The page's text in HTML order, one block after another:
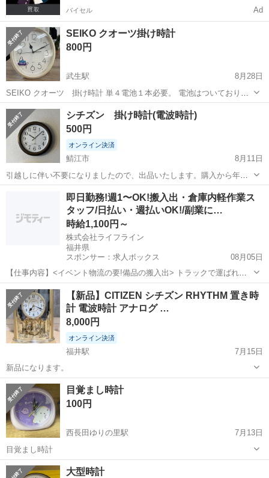
バイセル Ad
SEIKO クオーツ掛け時計
800円
武生駅
8月28日
SEIKO クオーツ 掛け時計 単４電池１本必要。 電池はついておりま
せん。 【サイズ】高さ：約39cm、横：約26cm、奥行き：約5cm
（大体です） 【傷などの状態】 多少の傷や色褪せがあります。 出来
る範囲で掃除は...
福井 越前市 武生駅 時計 SEIKO
シチズン 掛け時計(電波時計)
500円
オンライン決済
鯖江市
8月11日
引越しに伴い不要になりましたので、出品いたします。購入から年数
はたっておりますが、特に目立った傷はございません。単三電池1本で
問題なく動作いたします。よろしくお願いいたします。
鯖江市 時計 シチズン
即日勤務!週1〜OK!搬入出・倉庫内軽作業ス
タッフ/日払い・週払いOK!/副業に…
時給1,100円～
株式会社ライフライン
福井県
スポンサー：求人ボックス
08月05日
【仕事内容】<イベント物流の要!備品の搬入出> トラックで運ばれて
きたイベント機材や備品を会場内に運び入れたり(搬入)、 終了後にト
ラックへ積み込んだり(搬出)するお仕事です。 <働きやすいポイント>
・接客なし&裏方作業!モクモ...
アルバイト・パート
【新品】CITIZEN シチズン RHYTHM 置き時
計 電波時計 アナログ …
8,000円
オンライン決済
福井駅
7月15日
新品になります。
福井 福井市 福井駅 時計
目覚まし時計
100円
西長田ゆりの里駅
7月13日
目覚まし時計
福井 坂井市 西長田ゆりの里駅
大型時計